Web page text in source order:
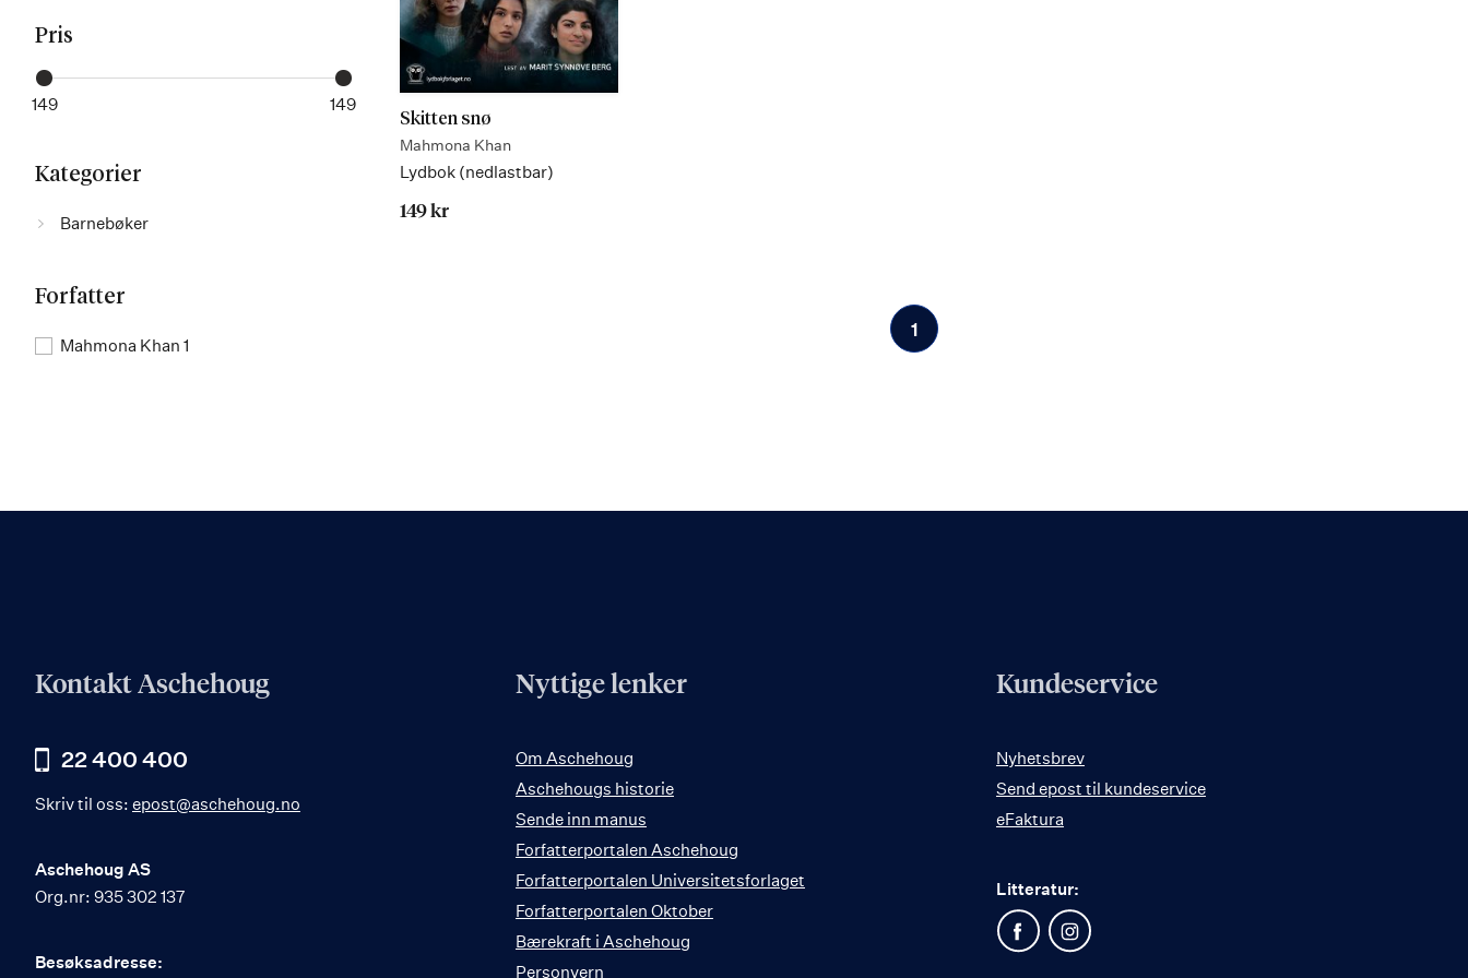
Pris
149 149
Kategorier
Barnebøker
Forfatter
Mahmona Khan 1
Mahmona Khan
Skitten snø
Lydbok (nedlastbar)
149 kr
1
Kontakt Aschehoug
22 400 400
Skriv til oss: epost@aschehoug.no
Aschehoug AS
Org.nr: 935 302 137
Besøksadresse:
Nyttige lenker
Om Aschehoug
Aschehougs historie
Sende inn manus
Forfatterportalen Aschehoug
Forfatterportalen Universitetsforlaget
Forfatterportalen Oktober
Bærekraft i Aschehoug
Personvern
Kundeservice
Nyhetsbrev
Send epost til kundeservice
eFaktura
Litteratur: